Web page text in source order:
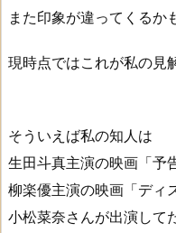
また印象が違ってくるか
現時点ではこれが私の見
そういえば私の知人は
生田斗真主演の映画「予
柳楽優主演の映画「ディ
小松菜奈さんが出演して